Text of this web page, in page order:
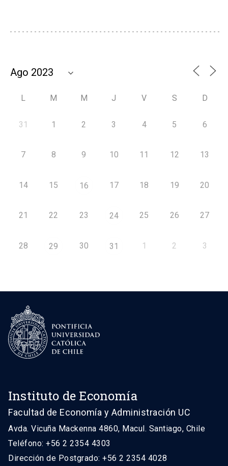
L M M J V S D
31 1 2 3 4 5 6
7 8 9 10 11 12 13
14 15 16 17 18 19 20
21 22 23 24 25 26 27
28 29 30 31 1 2 3
Instituto de Economía
Facultad de Economía y Administración UC
Avda. Vicuña Mackenna 4860, Macul. Santiago, Chile
Teléfono: +56 2 2354 4303
Dirección de Postgrado: +56 2 2354 4028